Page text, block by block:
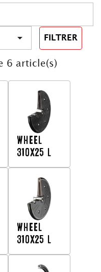
 FILTRER
6 article(s)
WHEEL
310X25 L
WHEEL
310X25 L